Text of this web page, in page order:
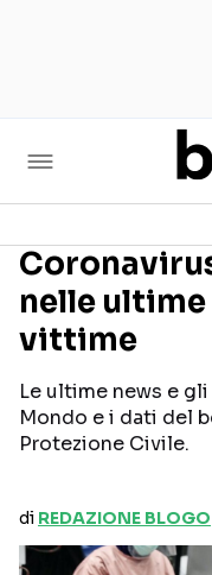
nelle ultime
vittime
Le ultime news e
Mondo e i dati del
Protezione Civile.
di REDAZIONE BLOGO